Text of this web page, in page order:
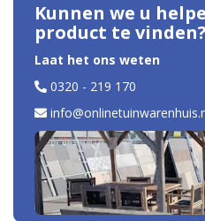
Kunnen we u
product te vinden?
Laat het ons weten
0320 - 219 170